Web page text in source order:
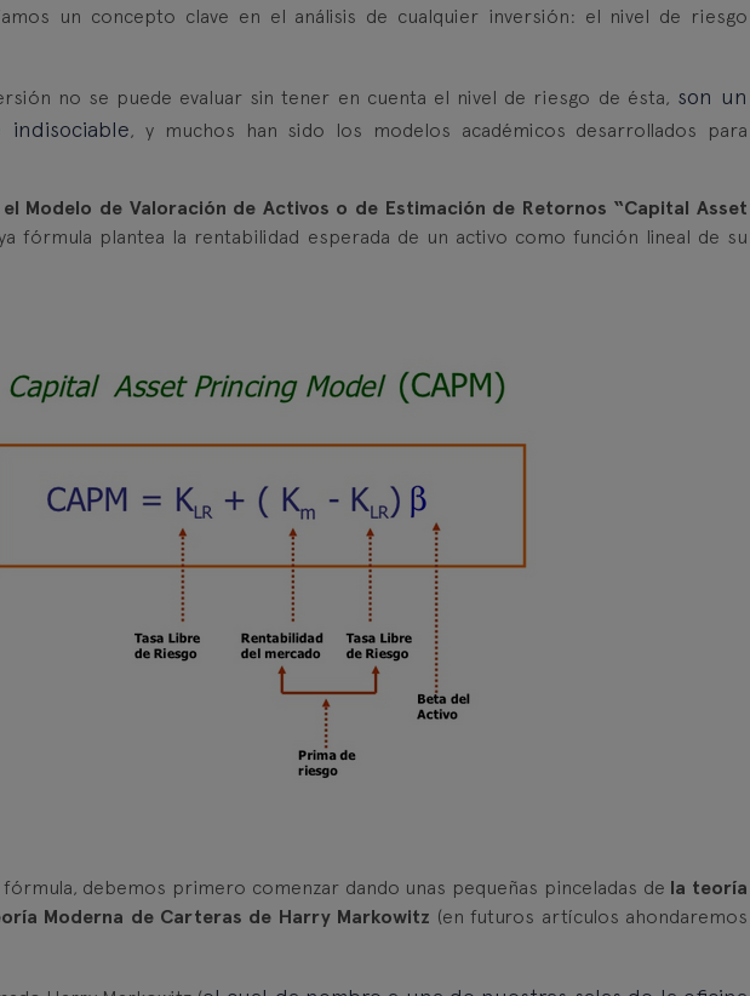
un concepto clave en el análisis de cualquier inversión: el nivel de riesgo
no se puede evaluar sin tener en cuenta el nivel de riesgo de ésta, son un
indisociable, y muchos han sido los modelos académicos desarrollados para
Modelo de Valoración de Activos o de Estimación de Retornos “Capital Asset
fórmula plantea la rentabilidad esperada de un activo como función lineal de su
debemos primero comenzar dando unas pequeñas pinceladas de la teoría
Moderna de Carteras de Harry Markowitz (en futuros artículos ahondaremos